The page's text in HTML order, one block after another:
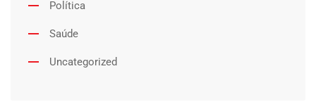
Política
Saúde
Uncategorized